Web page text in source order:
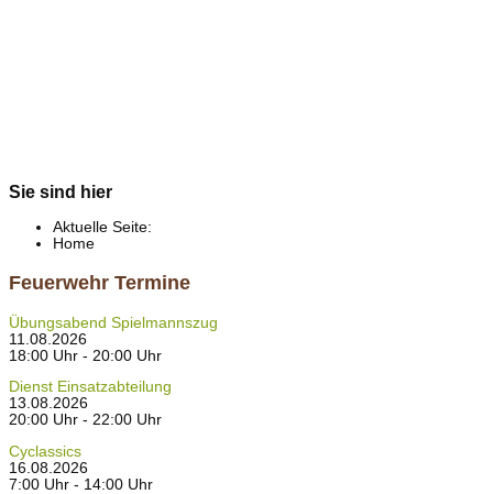
Sie sind hier
Aktuelle Seite:
Home
Feuerwehr Termine
Übungsabend Spielmannszug
11.08.2026
18:00 Uhr - 20:00 Uhr
Dienst Einsatzabteilung
13.08.2026
20:00 Uhr - 22:00 Uhr
Cyclassics
16.08.2026
7:00 Uhr - 14:00 Uhr